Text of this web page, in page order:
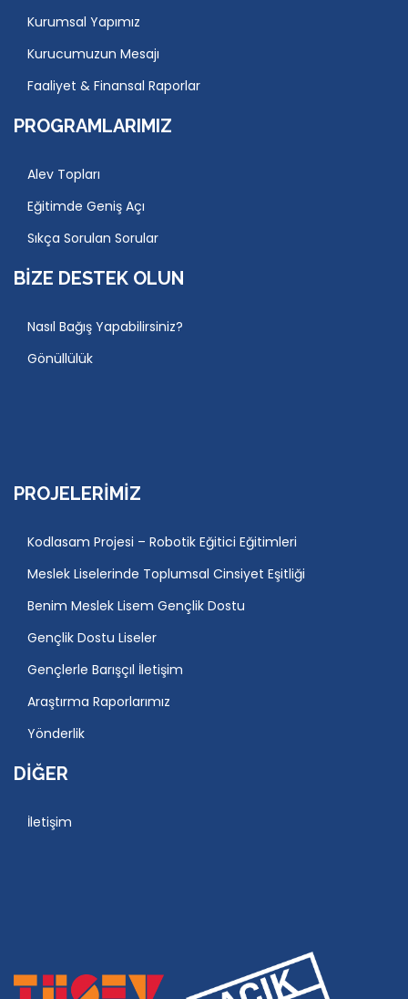
Kurumsal Yapımız
Kurucumuzun Mesajı
Faaliyet & Finansal Raporlar
PROGRAMLARIMIZ
Alev Topları
Eğitimde Geniş Açı
Sıkça Sorulan Sorular
BIZE DESTEK OLUN
Nasıl Bağış Yapabilirsiniz?
Gönüllülük
PROJELERIMIZ
Kodlasam Projesi – Robotik Eğitici Eğitimleri
Meslek Liselerinde Toplumsal Cinsiyet Eşitliği
Benim Meslek Lisem Gençlik Dostu
Gençlik Dostu Liseler
Gençlerle Barışçıl İletişim
Araştırma Raporlarımız
Yönderlik
DIĞER
İletişim